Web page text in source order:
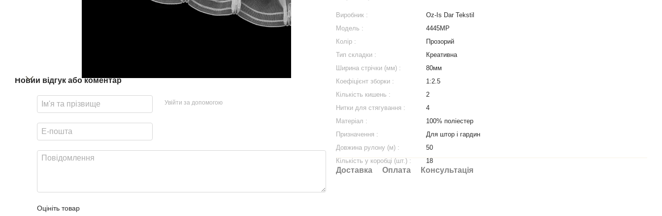
Новий відгук або коментар
Увійти за допомогою
Оцініть товар
Виробник :
Oz-Is Dar Tekstil
Модель :
4445МР
Колір :
Прозорий
Тип складки :
Креативна
Ширина стрічки (мм) :
80мм
Коефіцієнт зборки :
1:2.5
Кількість кишень :
2
Нитки для стягування :
4
Матеріал :
100% поліестер
Призначення :
Для штор і гардин
Довжина рулону (м) :
50
Кількість у коробці (шт.) :
18
Доставка Оплата Консультація